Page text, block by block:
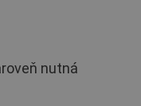
nutná